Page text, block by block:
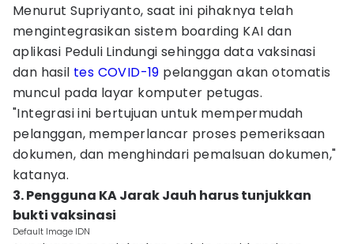
Menurut Supriyanto, saat ini pihaknya telah
mengintegrasikan sistem boarding KAI dan
aplikasi Peduli Lindungi sehingga data vaksinasi
dan hasil tes COVID-19 pelanggan akan otomatis
muncul pada layar komputer petugas.
"Integrasi ini bertujuan untuk mempermudah
pelanggan, memperlancar proses pemeriksaan
dokumen, dan menghindari pemalsuan dokumen,"
katanya.
3. Pengguna KA Jarak Jauh harus tunjukkan
bukti vaksinasi
Default Image IDN